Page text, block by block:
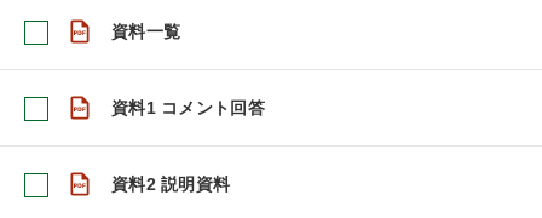
資料一覧
資料1 コメント回答
資料2 説明資料